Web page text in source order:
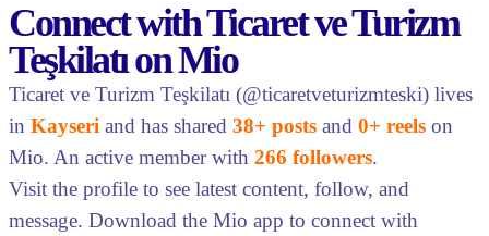
Connect with Ticaret ve Turizm
Teşkilatı on Mio
Ticaret ve Turizm Teşkilatı (@ticaretveturizmteski) lives
in Kayseri and has shared 38+ posts and 0+ reels on
Mio. An active member with 266 followers.
Visit the profile to see latest content, follow, and
message. Download the Mio app to connect with